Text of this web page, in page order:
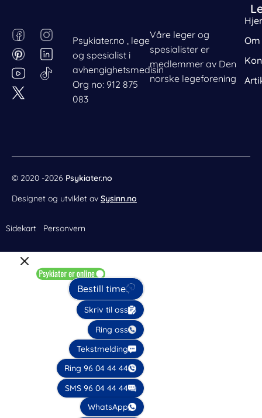
Psykiater.no , lege
og spesialist i
avhengighetsmedisin
Org no: 912 875
083
Våre leger og
spesialister er
medlemmer av Den
norske legeforening
F
a
c
e
b
o
I
n
s
t
P
i
n
t
e
r
L
i
n
k
© 2020 -2026 Psykiater.no
Designet og utviklet av Sysinn.no
Sidekart Personvern
Bestill time
Skriv til oss
Ring oss
Tekstmelding
Ring 96 04 44 44
SMS 96 04 44 44
WhatsApp